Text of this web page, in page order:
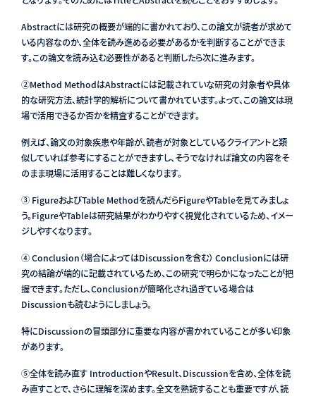
Abstractには研究の概要が端的に書かれており、この論文が読者が求めて
いる内容なのか、全体を読み進める必要があるかを判断することができま
す。この論文を読み込む必要性があると判断したら次に進みます。
②Method MethodはAbstractには記載されていな研究の対象者や具体
的な研究方法、統計学的解析について書かれています。よって、この論文は現
場で活用できるか否かを精査することができます。
例えば、論文の対象疾患や年齢が、読者が対象としているクライアントと類
似していれば参考にすることができますし、そうでなければ論文の内容をそ
のまま現場に活用することは難しくなります。
③ FigureおよびTable Methodを読んだらFigureやTableを見てみましょ
う。FigureやTableは研究結果がわかりやすく視覚化されているため、イメー
ジしやすくなります。
④ Conclusion（場合によってはDiscussionを含む） Conclusionには研
究の結論が端的に記載されているため、この研究で明らかになったことが把
握できます。ただし、Conclusionが簡略化され過ぎている場合は
Discussionも読むようにしましょう。
特にDiscussionの冒頭部分に重要な内容が書かれていることが多い印象
があります。
⑤全体を読み直す IntroductionやResult、Discussionを含め、全体を読
み直すことで、さらに理解を深めます。全文を熟読することも重要ですが、読